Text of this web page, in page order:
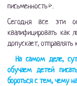
письменность».
Сегодня все эти
квалифицировать как
допускает, отправлять
На самом деле,
обучаем детей
бороться с тем, чему